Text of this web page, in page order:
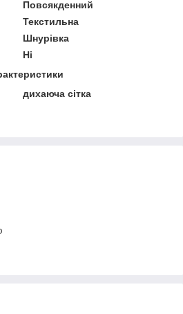
Повсякденний
Текстильна
Шнурівка
Ні
дихаюча сітка